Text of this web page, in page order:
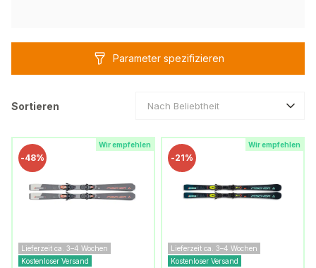
Parameter spezifizieren
Sortieren Nach Beliebtheit
Wir empfehlen
-48%
Lieferzeit ca. 3–4 Wochen
Kostenloser Versand
Wir empfehlen
-21%
Lieferzeit ca. 3–4 Wochen
Kostenloser Versand